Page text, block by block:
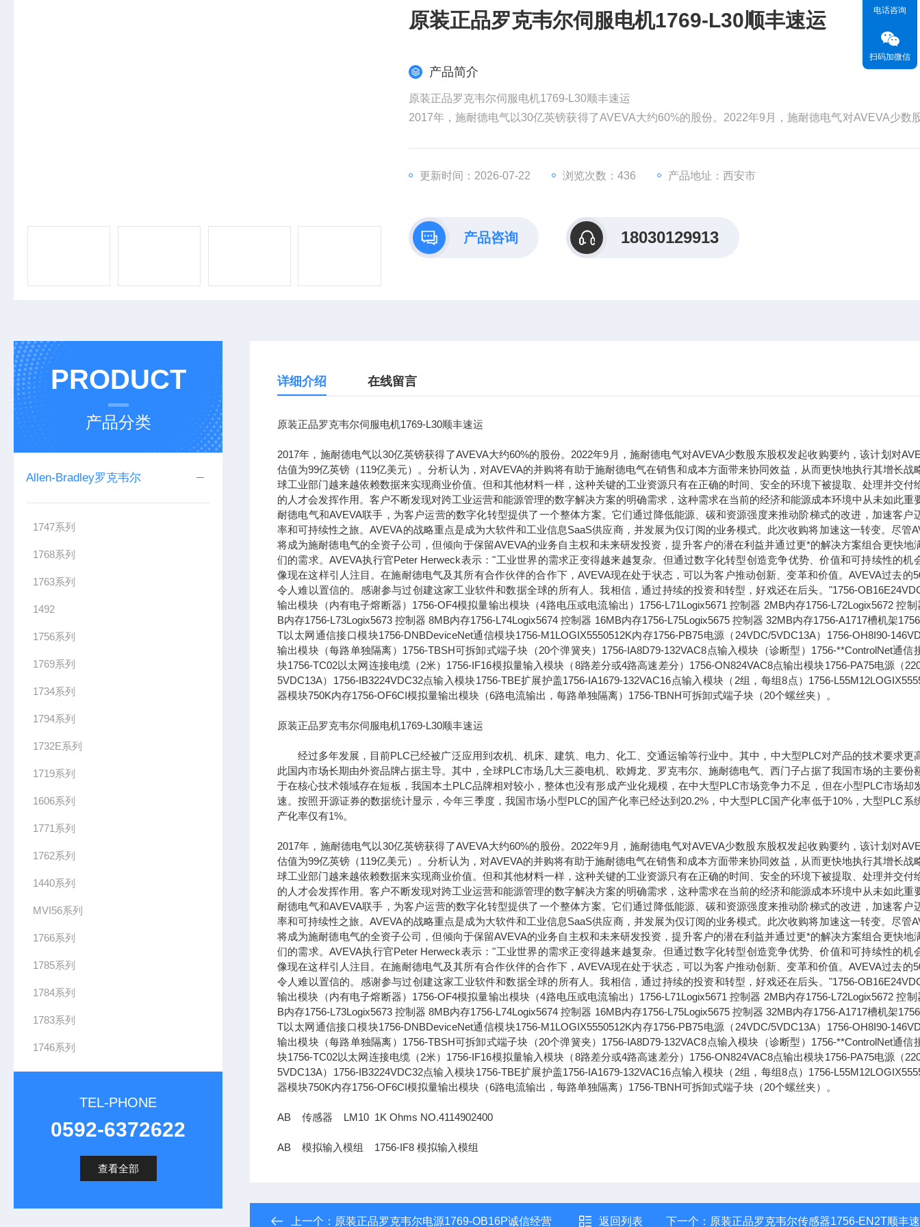
原装正品罗克韦尔伺服电机1769-L30顺丰速运
产品简介
原装正品罗克韦尔伺服电机1769-L30顺丰速运
2017年，施耐德电气以30亿英镑获得了AVEVA大约60%的股份。2022年9月，施耐德电气对AVEVA少数
全球工业部门越来越依赖数据来实现商业价值。但和其他材料一样，
更新时间：2026-07-22 浏览次数：436 产品地址：西安市
产品咨询 18030129913
PRODUCT
产品分类
Allen-Bradley罗克韦尔
1747系列
1768系列
1763系列
1492
1756系列
1769系列
1734系列
1794系列
1732E系列
1719系列
1606系列
1771系列
1762系列
1440系列
MVI56系列
1766系列
1785系列
1784系列
1783系列
1746系列
TEL-PHONE
0592-6372622
查看全部
详细介绍 在线留言
原装正品罗克韦尔伺服电机1769-L30顺丰速运
2017年，施耐德电气以30亿英镑获得了AVEVA大约60%的股份。2022年9月，施耐德电气对AVEVA少数股东股权发起收购要约，该计划对
估值为99亿英镑（119亿美元）。分析认为，对AVEVA的并购将有助于施耐德电气在销售和成本方面带来协同效益，从而更快地执行其增长战
球工业部门越来越依赖数据来实现商业价值。但和其他材料一样，这种关键的工业资源只有在正确的时间、安全的环境下被提取、处理并交付
的人才会发挥作用。客户不断发现对跨工业运营和能源管理的数字解决方案的明确需求，这种需求在当前的经济和能源成本环境中从未如此重
耐德电气和AVEVA联手，为客户运营的数字化转型提供了一个整体方案。它们通过降低能源、碳和资源强度来推动阶梯式的改进，加速客户
率和可持续性之旅。AVEVA的战略重点是成为大软件和工业信息SaaS供应商，并发展为仅订阅的业务模式。此次收购将加速这一转变。尽管
将成为施耐德电气的全资子公司，但倾向于保留AVEVA的业务自主权和未来研发投资，提升客户的潜在利益并通过更*的解决方案组合更快地
们的需求。AVEVA执行官Peter Herweck表示："工业世界的需求正变得越来越复杂。但通过数字化转型创造竞争优势、价值和可持续性的机
像现在这样引人注目。在施耐德电气及其所有合作伙伴的合作下，AVEVA现在处于状态，可以为客户推动创新、变革和价值。AVEVA过去的
令人难以置信的。感谢参与过创建这家工业软件和数据全球的所有人。我相信，通过持续的投资和转型，好戏还在后头。"1756-
输出模块（内有电子熔断器）1756-OF4模拟量输出模块（4路电压或电流输出）1756-L71Logix5671 控制器 2MB内存1756-L72Logix5672 控制
B内存1756-L73Logix5673 控制器 8MB内存1756-L74Logix5674 控制器 16MB内存1756-L75Logix5675 控制器 32MB内存1756-A1717槽机架
T以太网通信接口模块1756-DNBDeviceNet通信模块1756-M1LOGIX5550512K内存1756-PB75电源（24VDC/5VDC13A）1756-OH8I90-
输出模块（每路单独隔离）1756-TBSH可拆卸式端子块（20个弹簧夹）1756-IA8D79-132VAC8点输入模块（诊断型）1756-**ControlNet通信
块1756-TC02以太网连接电缆（2米）1756-IF16模拟量输入模块（8路差分或4路高速差分）1756-ON824VAC8点输出模块1756-PA75电源（
5VDC13A）1756-IB3224VDC32点输入模块1756-TBE扩展护盖1756-IA1679-132VAC16点输入模块（2组，每组8点）1756-
器模块750K内存1756-OF6CI模拟量输出模块（6路电流输出，每路单独隔离）1756-TBNH可拆卸式端子块（20个螺丝夹）。
原装正品罗克韦尔伺服电机1769-L30顺丰速运
经过多年发展，目前PLC已经被广泛应用到农机、机床、建筑、电力、化工、交通运输等行业中。其中，中大型PLC对产品的技术要求更
此国内市场长期由外资品牌占据主导。其中，全球PLC市场几大三菱电机、欧姆龙、罗克韦尔、施耐德电气、西门子占据了我国市场的主要份
于在核心技术领域存在短板，我国本土PLC品牌相对较小，整体也没有形成产业化规模，在中大型PLC市场竞争力不足，但在小型PLC市场却
速。按照开源证券的数据统计显示，今年三季度，我国市场小型PLC的国产化率已经达到20.2%，中大型PLC国产化率低于10%，大型PLC系
产化率仅有1%。
2017年，施耐德电气以30亿英镑获得了AVEVA大约60%的股份。2022年9月，施耐德电气对AVEVA少数股东股权发起收购要约，该计划对
估值为99亿英镑（119亿美元）。分析认为，对AVEVA的并购将有助于施耐德电气在销售和成本方面带来协同效益，从而更快地执行其增长战
球工业部门越来越依赖数据来实现商业价值。但和其他材料一样，这种关键的工业资源只有在正确的时间、安全的环境下被提取、处理并交付
的人才会发挥作用。客户不断发现对跨工业运营和能源管理的数字解决方案的明确需求，这种需求在当前的经济和能源成本环境中从未如此重
耐德电气和AVEVA联手，为客户运营的数字化转型提供了一个整体方案。它们通过降低能源、碳和资源强度来推动阶梯式的改进，加速客户
率和可持续性之旅。AVEVA的战略重点是成为大软件和工业信息SaaS供应商，并发展为仅订阅的业务模式。此次收购将加速这一转变。尽管
将成为施耐德电气的全资子公司，但倾向于保留AVEVA的业务自主权和未来研发投资，提升客户的潜在利益并通过更*的解决方案组合更快地
们的需求。AVEVA执行官Peter Herweck表示："工业世界的需求正变得越来越复杂。但通过数字化转型创造竞争优势、价值和可持续性的机
像现在这样引人注目。在施耐德电气及其所有合作伙伴的合作下，AVEVA现在处于状态，可以为客户推动创新、变革和价值。AVEVA过去的
令人难以置信的。感谢参与过创建这家工业软件和数据全球的所有人。我相信，通过持续的投资和转型，好戏还在后头。"1756-
输出模块（内有电子熔断器）1756-OF4模拟量输出模块（4路电压或电流输出）1756-L71Logix5671 控制器 2MB内存1756-L72Logix5672 控制
B内存1756-L73Logix5673 控制器 8MB内存1756-L74Logix5674 控制器 16MB内存1756-L75Logix5675 控制器 32MB内存1756-A1717槽机架
T以太网通信接口模块1756-DNBDeviceNet通信模块1756-M1LOGIX5550512K内存1756-PB75电源（24VDC/5VDC13A）1756-OH8I90-
输出模块（每路单独隔离）1756-TBSH可拆卸式端子块（20个弹簧夹）1756-IA8D79-132VAC8点输入模块（诊断型）1756-**ControlNet通信
块1756-TC02以太网连接电缆（2米）1756-IF16模拟量输入模块（8路差分或4路高速差分）1756-ON824VAC8点输出模块1756-PA75电源（
5VDC13A）1756-IB3224VDC32点输入模块1756-TBE扩展护盖1756-IA1679-132VAC16点输入模块（2组，每组8点）1756-
器模块750K内存1756-OF6CI模拟量输出模块（6路电流输出，每路单独隔离）1756-TBNH可拆卸式端子块（20个螺丝夹）。
AB 传感器 LM10 1K Ohms NO.4114902400
AB 模拟输入模组 1756-IF8 模拟输入模组
上一个： 原装正品罗克韦尔电源1769-OB16P诚信经营 返回列表 下一个： 原装正品罗克韦尔传感器1756-EN2T顺丰
电话咨询
扫码加微信